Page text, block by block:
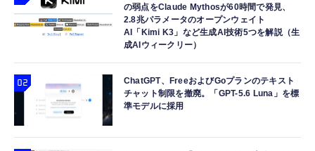
の弱点をClaude Mythosが60時間で発見、
2.8兆パラメータのオープンウェイト
AI「Kimi K3」など生成AI技術5つを解説（生
成AIウィークリー）
ChatGPT、FreeおよびGoプランのテキスト
チャット制限を撤廃。「GPT-5.6 Luna」を標
準モデルに採用